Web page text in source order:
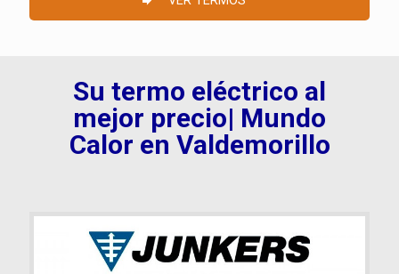
Su termo eléctrico al
mejor precio| Mundo
Calor en Valdemorillo